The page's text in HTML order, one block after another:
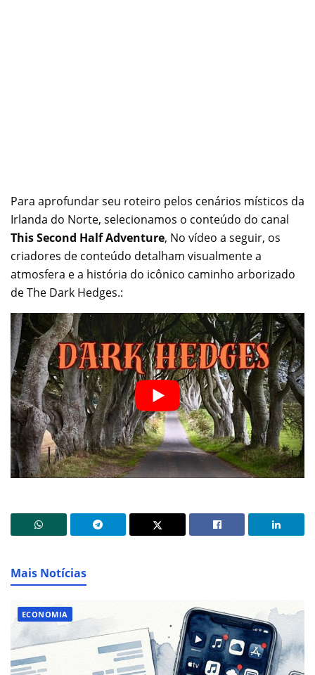
Para aprofundar seu roteiro pelos cenários místicos da
Irlanda do Norte, selecionamos o conteúdo do canal
This Second Half Adventure, No vídeo a seguir, os
criadores de conteúdo detalham visualmente a
atmosfera e a história do icônico caminho arborizado
de The Dark Hedges.:
Mais Notícias
ECONOMIA